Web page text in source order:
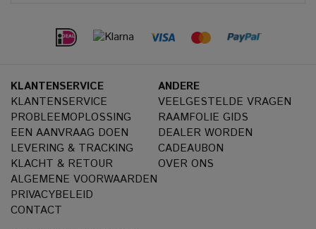
KLANTENSERVICE
KLANTENSERVICE
PROBLEEMOPLOSSING
EEN AANVRAAG DOEN
LEVERING & TRACKING
KLACHT & RETOUR
ALGEMENE VOORWAARDEN
PRIVACYBELEID
CONTACT
ANDERE
VEELGESTELDE VRAGEN
RAAMFOLIE GIDS
DEALER WORDEN
CADEAUBON
OVER ONS